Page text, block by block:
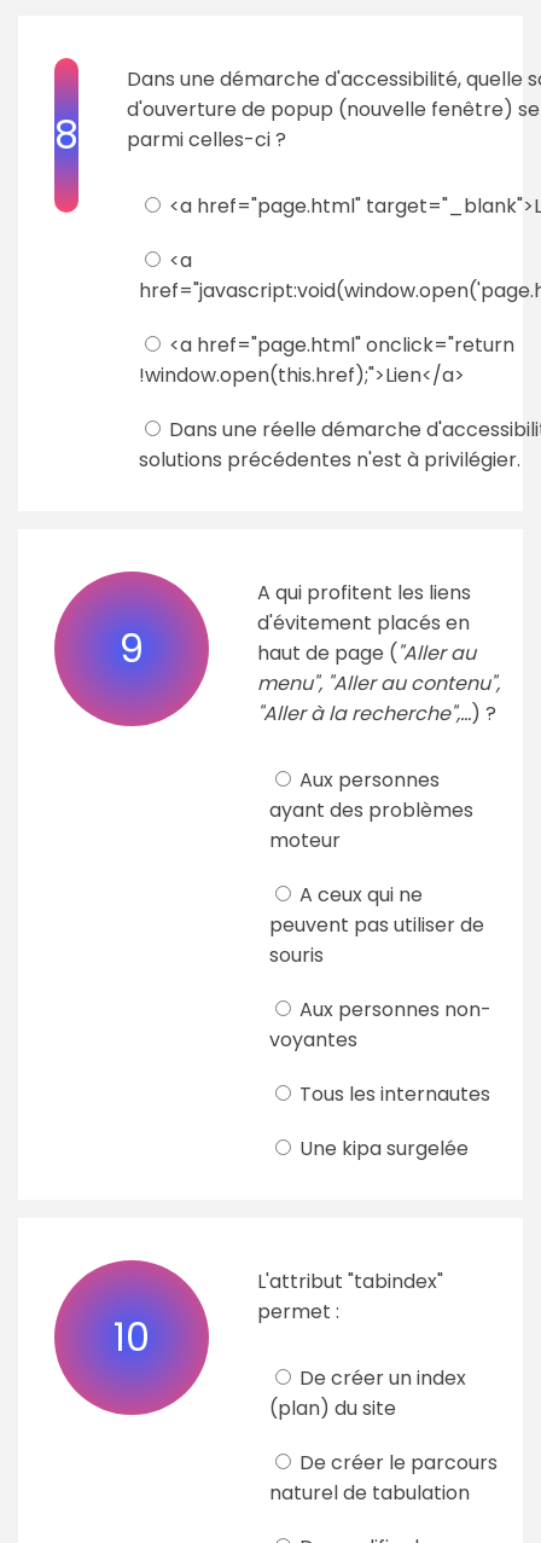
8
Dans une démarche d'accessibilité, quelle
d'ouverture de popup (nouvelle fenêtre)
parmi celles-ci ?
<a href="page.html"
<a
<a href="page.html" onclick="return
!window.open(this.href);">Lien</a>
Dans une réelle démarche
solutions précédentes n'est à privilégier.
9
A qui profitent les liens
d'évitement placés en
haut de page ("Aller au
menu", "Aller au contenu",
"Aller à la recherche",...) ?
Aux personnes
ayant des problèmes
moteur
A ceux qui ne
peuvent pas utiliser de
souris
Aux personnes non-
voyantes
Tous les internautes
Une kipa surgelée
10
L'attribut "tabindex"
permet :
De créer un index
(plan) du site
De créer le parcours
naturel de tabulation